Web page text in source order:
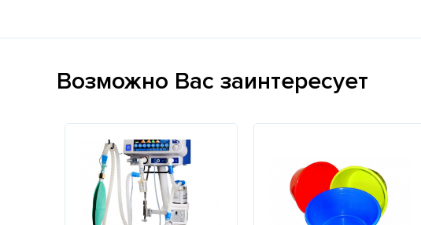
Возможно Вас заинтересует